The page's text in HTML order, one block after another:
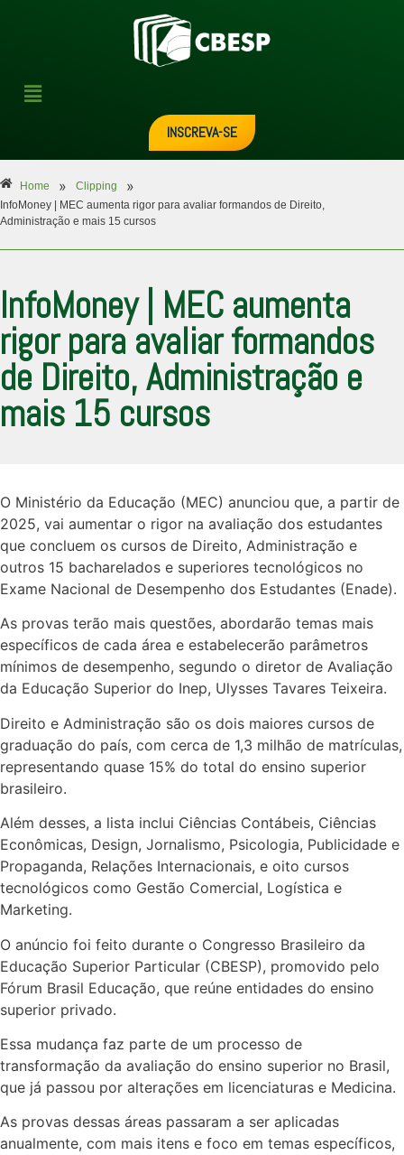
INSCREVA-SE
Home » Clipping »
InfoMoney | MEC aumenta rigor para avaliar formandos de Direito,
Administração e mais 15 cursos
InfoMoney | MEC aumenta
rigor para avaliar formandos
de Direito, Administração e
mais 15 cursos
O Ministério da Educação (MEC) anunciou que, a partir de
2025, vai aumentar o rigor na avaliação dos estudantes
que concluem os cursos de Direito, Administração e
outros 15 bacharelados e superiores tecnológicos no
Exame Nacional de Desempenho dos Estudantes (Enade).
As provas terão mais questões, abordarão temas mais
específicos de cada área e estabelecerão parâmetros
mínimos de desempenho, segundo o diretor de Avaliação
da Educação Superior do Inep, Ulysses Tavares Teixeira.
Direito e Administração são os dois maiores cursos de
graduação do país, com cerca de 1,3 milhão de matrículas,
representando quase 15% do total do ensino superior
brasileiro.
Além desses, a lista inclui Ciências Contábeis, Ciências
Econômicas, Design, Jornalismo, Psicologia, Publicidade e
Propaganda, Relações Internacionais, e oito cursos
tecnológicos como Gestão Comercial, Logística e
Marketing.
O anúncio foi feito durante o Congresso Brasileiro da
Educação Superior Particular (CBESP), promovido pelo
Fórum Brasil Educação, que reúne entidades do ensino
superior privado.
Essa mudança faz parte de um processo de
transformação da avaliação do ensino superior no Brasil,
que já passou por alterações em licenciaturas e Medicina.
As provas dessas áreas passaram a ser aplicadas
anualmente, com mais itens e foco em temas específicos,